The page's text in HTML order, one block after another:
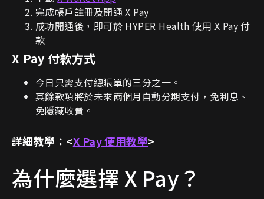
完成帳戶註冊及開通 X Pay
成功開通後，即可於 HYPER Health 使用 X Pay 付
款
X Pay 付款方式
今日只需支付總賬單的三分之一。
其餘款項將於未來兩個月自動分期支付，免利息、
免隱藏收費。
詳細教學：<X Pay 使用教學>
為什麼選擇 X Pay？